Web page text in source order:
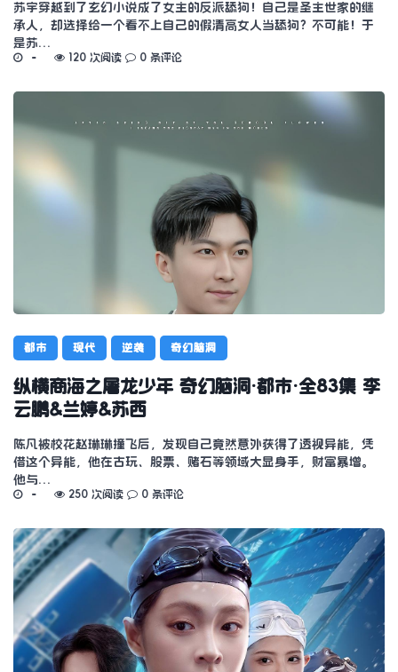
苏宇穿越到了玄幻小说成了女主的反派舔狗！自己是圣主世家的继
承人，却选择给一个看不上自己的假清高女人当舔狗？不可能！于
是苏…
120 次阅读 0 条评论
都市 现代 逆袭 奇幻脑洞
纵横商海之屠龙少年 奇幻脑洞·都市·全83集 李
云鹏&兰婷&苏西
陈凡被校花赵琳琳撞飞后，发现自己竟然意外获得了透视异能，凭
借这个异能，他在古玩、股票、赌石等领域大显身手，财富暴增。
他与…
250 次阅读 0 条评论